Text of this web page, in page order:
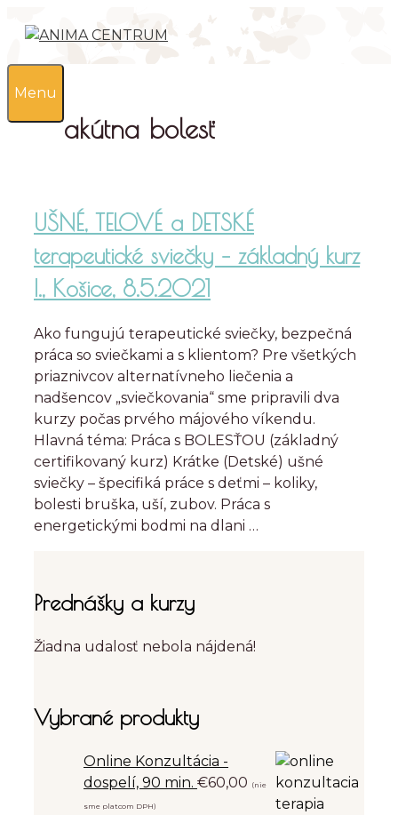
Menu
akútna bolesť
UŠNÉ, TELOVÉ a DETSKÉ
terapeutické sviečky – základný kurz
I., Košice, 8.5.2021
Ako fungujú terapeutické sviečky, bezpečná
práca so sviečkami a s klientom? Pre všetkých
priaznivcov alternatívneho liečenia a
nadšencov „sviečkovania“ sme pripravili dva
kurzy počas prvého májového víkendu.
Hlavná téma: Práca s BOLESŤOU (základný
certifikovaný kurz) Krátke (Detské) ušné
sviečky – špecifiká práce s deťmi – koliky,
bolesti bruška, uší, zubov. Práca s
energetickými bodmi na dlani …
Prednášky a kurzy
Žiadna udalosť nebola nájdená!
Vybrané produkty
Online Konzultácia -
dospelí, 90 min. €60,00 (nie
sme platcom DPH)